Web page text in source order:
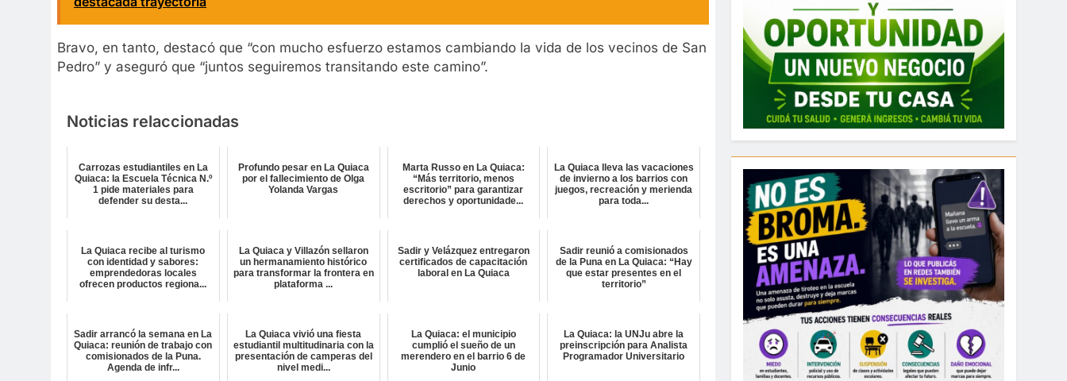
Bravo, en tanto, destacó que “con mucho esfuerzo estamos cambiando la vida de los vecinos de San
Pedro” y aseguró que “juntos seguiremos transitando este camino”.
Noticias relaccionadas
Carrozas estudiantiles en La
Quiaca: la Escuela Técnica N.º
1 pide materiales para
defender su desta...
Profundo pesar en La Quiaca
por el fallecimiento de Olga
Yolanda Vargas
Marta Russo en La Quiaca:
“Más territorio, menos
escritorio” para garantizar
derechos y oportunidade...
La Quiaca lleva las vacaciones
de invierno a los barrios con
juegos, recreación y merienda
para toda...
La Quiaca recibe al turismo
con identidad y sabores:
emprendedoras locales
ofrecen productos regiona...
La Quiaca y Villazón sellaron
un hermanamiento histórico
para transformar la frontera en
plataforma ...
Sadir y Velázquez entregaron
certificados de capacitación
laboral en La Quiaca
Sadir reunió a comisionados
de la Puna en La Quiaca: “Hay
que estar presentes en el
territorio”
Sadir arrancó la semana en La
Quiaca: reunión de trabajo con
comisionados de la Puna.
Agenda de infr...
La Quiaca vivió una fiesta
estudiantil multitudinaria con la
presentación de camperas del
nivel medi...
La Quiaca: el municipio
cumplió el sueño de un
merendero en el barrio 6 de
Junio
La Quiaca: la UNJu abre la
preinscripción para Analista
Programador Universitario